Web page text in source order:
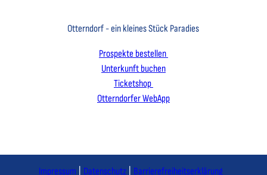
Otterndorf - ein kleines Stück Paradies
Prospekte bestellen
Unterkunft buchen
Ticketshop
Otterndorfer WebApp
Impressum Datenschutz Barrierefreiheitserklärung